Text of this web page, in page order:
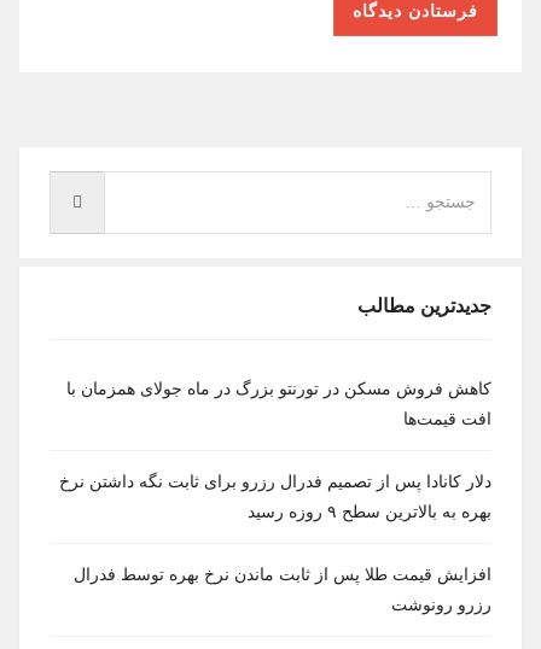
جدیدترین مطالب
کاهش فروش مسکن در تورنتو بزرگ در ماه جولای همزمان با
افت قیمت‌ها
دلار کانادا پس از تصمیم فدرال رزرو برای ثابت نگه داشتن نرخ
بهره به بالاترین سطح ۹ روزه رسید
افزایش قیمت طلا پس از ثابت ماندن نرخ بهره توسط فدرال
رزرو رونوشت